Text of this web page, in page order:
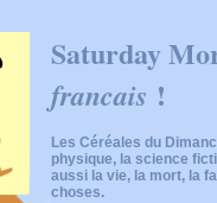
Saturday
francais !
Les Céréales du
physique, la science
aussi la vie, la mort, la
choses.